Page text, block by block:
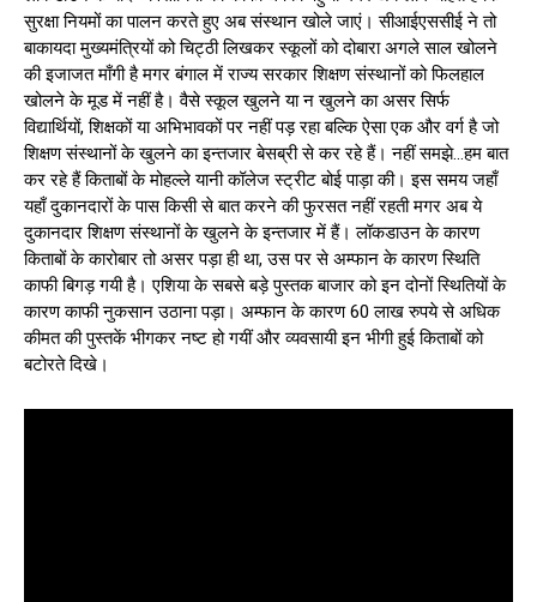
सुरक्षा नियमों का पालन करते हुए अब संस्थान खोले जाएं। सीआईएससीई ने तो
बाकायदा मुख्यमंत्रियों को चिट्ठी लिखकर स्कूलों को दोबारा अगले साल खोलने
की इजाजत माँगी है मगर बंगाल में राज्य सरकार शिक्षण संस्थानों को फिलहाल
खोलने के मूड में नहीं है। वैसे स्कूल खुलने या न खुलने का असर सिर्फ
विद्यार्थियों, शिक्षकों या अभिभावकों पर नहीं पड़ रहा बल्कि ऐसा एक और वर्ग है जो
शिक्षण संस्थानों के खुलने का इन्तजार बेसब्री से कर रहे हैं। नहीं समझे…हम बात
कर रहे हैं किताबों के मोहल्ले यानी कॉलेज स्ट्रीट बोई पाड़ा की। इस समय जहाँ
यहाँ दुकानदारों के पास किसी से बात करने की फुरसत नहीं रहती मगर अब ये
दुकानदार शिक्षण संस्थानों के खुलने के इन्तजार में हैं। लॉकडाउन के कारण
किताबों के कारोबार तो असर पड़ा ही था, उस पर से अम्फान के कारण स्थिति
काफी बिगड़ गयी है। एशिया के सबसे बड़े पुस्तक बाजार को इन दोनों स्थितियों के
कारण काफी नुकसान उठाना पड़ा। अम्फान के कारण 60 लाख रुपये से अधिक
कीमत की पुस्तकें भीगकर नष्ट हो गयीं और व्यवसायी इन भीगी हुई किताबों को
बटोरते दिखे।